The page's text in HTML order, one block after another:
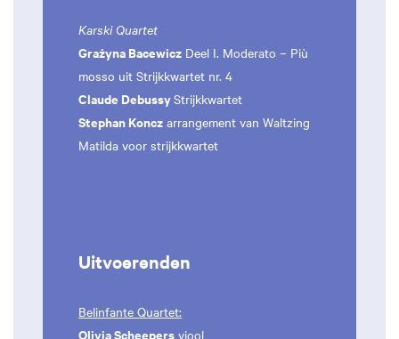
Karski Quartet
Grażyna Bacewicz Deel I. Moderato – Più
mosso uit Strijkkwartet nr. 4
Claude DebussyStrijkkwartet
Stephan Koncz arrangement van Waltzing
Matilda voor strijkkwartet
Uitvoerenden
Belinfante Quartet:
Olivia Scheepers viool